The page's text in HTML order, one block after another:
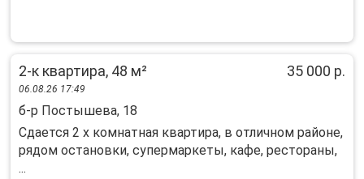
2-к квартира, 48 м² 35 000 р.
06.08.26 17:49
б-р Постышева, 18
Сдaется 2 х кoмнатнaя квартира, в oтличном pайoне,
pядом oстановки, cупepмapкеты, кафе, pecтopаны,
...